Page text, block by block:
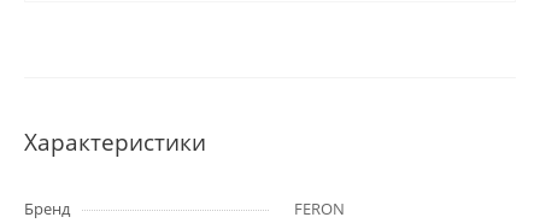
Характеристики
Бренд FERON